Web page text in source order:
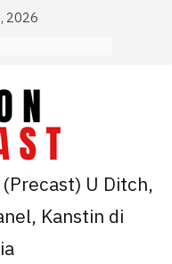
2026
U Ditch,
Kanstin di